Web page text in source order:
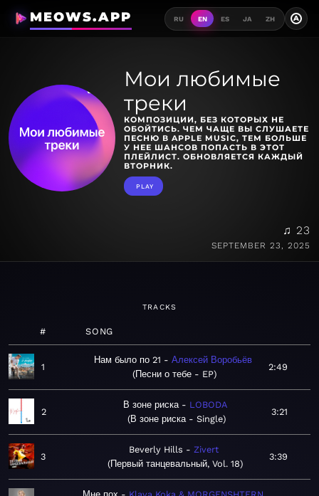
MEOWS.APP RU EN ES JA ZH A
Мои любимые
треки
КОМПОЗИЦИИ, БЕЗ КОТОРЫХ НЕ
ОБОЙТИСЬ. ЧЕМ ЧАЩЕ ВЫ СЛУШАЕТЕ
ПЕСНЮ В APPLE MUSIC, ТЕМ БОЛЬШЕ
У НЕЕ ШАНСОВ ПОПАСТЬ В ЭТОТ
ПЛЕЙЛИСТ. ОБНОВЛЯЕТСЯ КАЖДЫЙ
ВТОРНИК.
PLAY
♫ 23
SEPTEMBER 23, 2025
TRACKS
# SONG
1
Нам было по 21
Алексей Воробьёв
Песни о тебе - EP
2:49
2
В зоне риска
LOBODA
В зоне риска - Single
3:21
3
Beverly Hills
Zivert
Первый танцевальный, Vol. 18
3:39